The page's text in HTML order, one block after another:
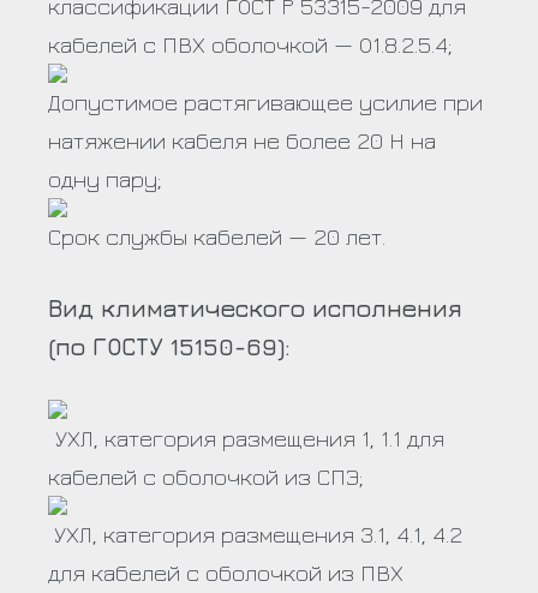
кабелей с ПВХ оболочкой — О1.8.2.5.4;
Допустимое растягивающее усилие при
натяжении кабеля не более 20 Н на
одну пару;
Срок службы кабелей — 20 лет.
Вид климатического исполнения
(по ГОСТУ 15150-69):
УХЛ, категория размещения 1, 1.1 для
кабелей с оболочкой из СПЭ;
УХЛ, категория размещения 3.1, 4.1, 4.2
для кабелей с оболочкой из ПВХ